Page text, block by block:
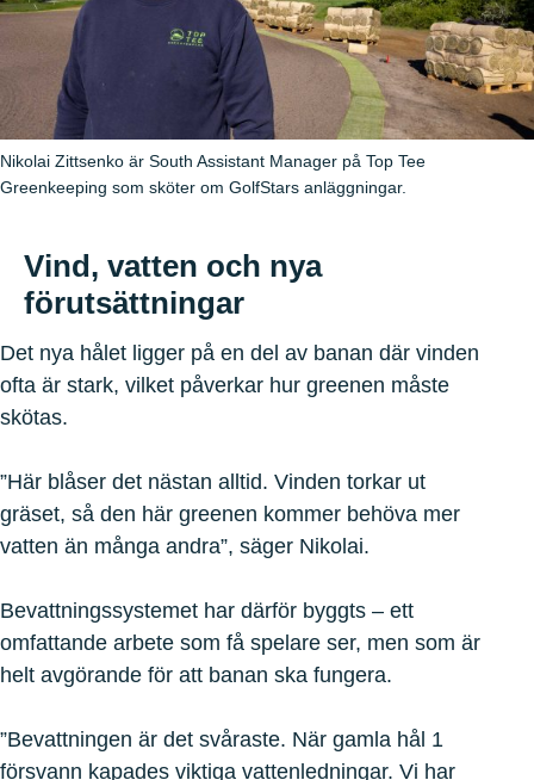
Nikolai Zittsenko är South Assistant Manager på Top Tee
Greenkeeping som sköter om GolfStars anläggningar.
Vind, vatten och nya
förutsättningar
Det nya hålet ligger på en del av banan där vinden
ofta är stark, vilket påverkar hur greenen måste
skötas.
”Här blåser det nästan alltid. Vinden torkar ut
gräset, så den här greenen kommer behöva mer
vatten än många andra”, säger Nikolai.
Bevattningssystemet har därför byggts – ett
omfattande arbete som få spelare ser, men som är
helt avgörande för att banan ska fungera.
”Bevattningen är det svåraste. När gamla hål 1
försvann kapades viktiga vattenledningar. Vi har